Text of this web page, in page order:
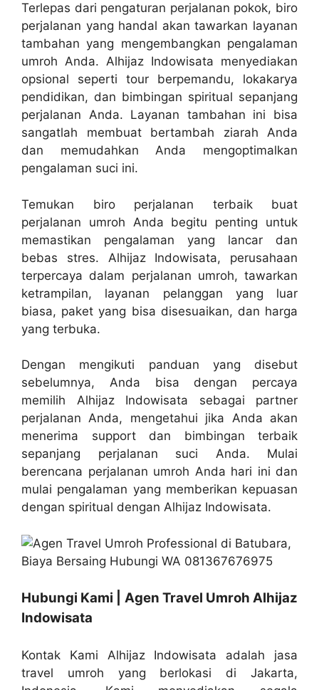
Terlepas dari pengaturan perjalanan pokok, biro
perjalanan yang handal akan tawarkan layanan
tambahan yang mengembangkan pengalaman
umroh Anda. Alhijaz Indowisata menyediakan
opsional seperti tour berpemandu, lokakarya
pendidikan, dan bimbingan spiritual sepanjang
perjalanan Anda. Layanan tambahan ini bisa
sangatlah membuat bertambah ziarah Anda
dan memudahkan Anda mengoptimalkan
pengalaman suci ini.
Temukan biro perjalanan terbaik buat
perjalanan umroh Anda begitu penting untuk
memastikan pengalaman yang lancar dan
bebas stres. Alhijaz Indowisata, perusahaan
terpercaya dalam perjalanan umroh, tawarkan
ketrampilan, layanan pelanggan yang luar
biasa, paket yang bisa disesuaikan, dan harga
yang terbuka.
Dengan mengikuti panduan yang disebut
sebelumnya, Anda bisa dengan percaya
memilih Alhijaz Indowisata sebagai partner
perjalanan Anda, mengetahui jika Anda akan
menerima support dan bimbingan terbaik
sepanjang perjalanan suci Anda. Mulai
berencana perjalanan umroh Anda hari ini dan
mulai pengalaman yang memberikan kepuasan
dengan spiritual dengan Alhijaz Indowisata.
Hubungi Kami | Agen Travel Umroh Alhijaz
Indowisata
Kontak Kami Alhijaz Indowisata adalah jasa
travel umroh yang berlokasi di Jakarta,